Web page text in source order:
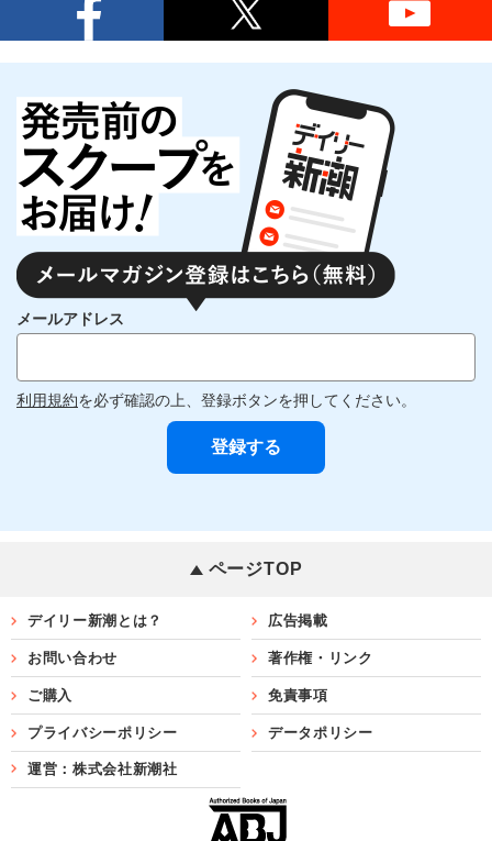
メールアドレス
利用規約を必ず確認の上、登録ボタンを押してください。
ページTOP
デイリー新潮とは？ 広告掲載
お問い合わせ 著作権・リンク
ご購入 免責事項
プライバシーポリシー データポリシー
運営：株式会社新潮社